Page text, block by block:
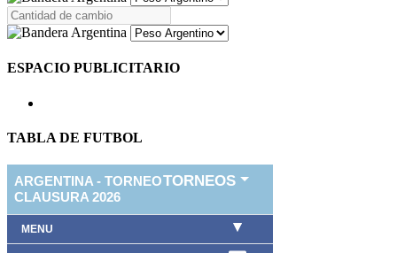
ESPACIO PUBLICITARIO
TABLA DE FUTBOL